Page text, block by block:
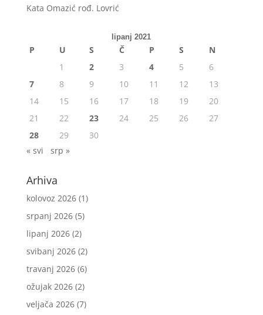
Kata Omazić rođ. Lovrić
lipanj 2021
P U S Č P S
N
1
2 3 4 5
6
7
8 9 10 11 12
13
14
15 16 17 18 19
20
21
22 23 24 25 26
27
28
29
30
« svi
srp »
Arhiva
kolovoz 2026(1)
srpanj 2026(5)
lipanj 2026(2)
svibanj 2026(2)
travanj 2026(6)
ožujak 2026(2)
veljača 2026(7)